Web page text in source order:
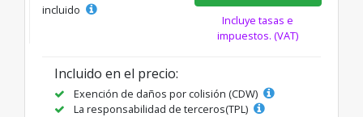
incluido
Incluye tasas e
impuestos. (VAT)
Incluido en el precio:
Exención de daños por colisión (CDW)
La responsabilidad de terceros(TPL)